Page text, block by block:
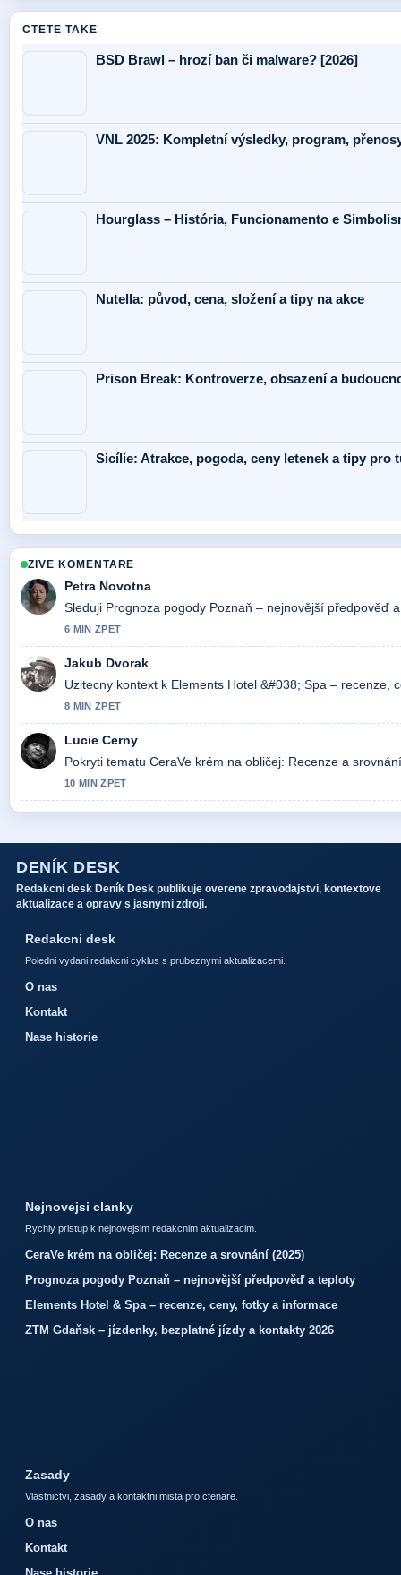
CTETE TAKE
BSD Brawl – hrozí ban či malware? [2026]
VNL 2025: Kompletní výsledky, program,
Hourglass – História, Funcionamento e
Nutella: původ, cena, složení a tipy na akce
Prison Break: Kontroverze, obsazení a
Sicílie: Atrakce, pogoda, ceny letenek a tipy pro
ZIVE KOMENTARE
Petra Novotna
Sleduji Prognoza pogody Poznaň – nejnovější předpověď
6 MIN ZPET
Jakub Dvorak
Uzitecny kontext k Elements Hotel &#038; Spa – recenze,
8 MIN ZPET
Lucie Cerny
Pokryti tematu CeraVe krém na obličej: Recenze a
10 MIN ZPET
DENÍK DESK
Redakcni desk Deník Desk publikuje overene zpravodajstvi, kontextove
aktualizace a opravy s jasnymi zdroji.
Redakcni desk
Poledni vydani redakcni cyklus s prubeznymi aktualizacemi.
O nas
Kontakt
Nase historie
Nejnovejsi clanky
Rychly pristup k nejnovejsim redakcnim aktualizacim.
CeraVe krém na obličej: Recenze a srovnání (2025)
Prognoza pogody Poznaň – nejnovější předpověď a teploty
Elements Hotel & Spa – recenze, ceny, fotky a informace
ZTM Gdaňsk – jízdenky, bezplatné jízdy a kontakty 2026
Zasady
Vlastnictvi, zasady a kontaktni mista pro ctenare.
O nas
Kontakt